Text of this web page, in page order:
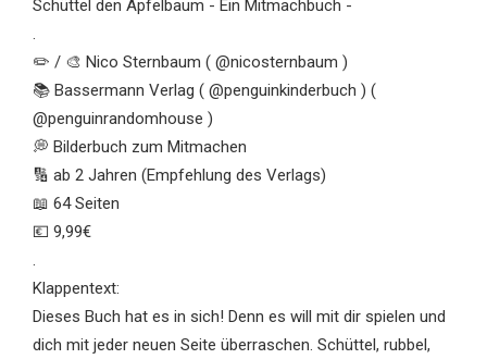
Schüttel den Apfelbaum - Ein Mitmachbuch -
.
✏️ / 🎨 Nico Sternbaum ( @nicosternbaum )
📚 Bassermann Verlag ( @penguinkinderbuch ) (
@penguinrandomhouse )
💭 Bilderbuch zum Mitmachen
🔢 ab 2 Jahren (Empfehlung des Verlags)
📖 64 Seiten
💶 9,99€
.
Klappentext:
Dieses Buch hat es in sich! Denn es will mit dir spielen und
dich mit jeder neuen Seite überraschen. Schüttel, rubbel,